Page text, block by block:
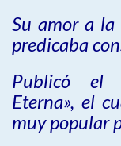
Su amor a
predicaba
Publicó el
Eterna», el
muy popular